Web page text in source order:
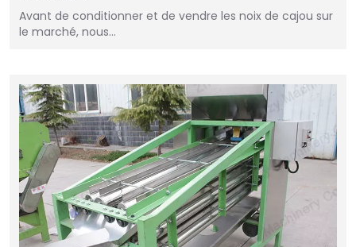
Avant de conditionner et de vendre les noix de cajou sur
le marché, nous…